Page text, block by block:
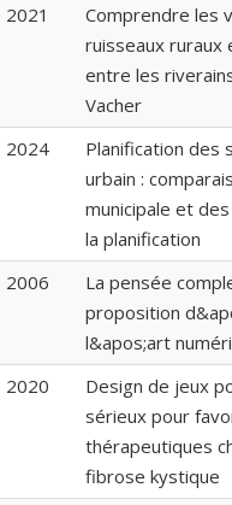
2021
Comprendre les
ruisseaux ruraux
entre les
Vacher
2024
Planification des
urbain :
municipale et
la planification
2006
La pensée
proposition
l&apos;art
2020
Design de jeux
sérieux pour
thérapeutiques
fibrose kystique